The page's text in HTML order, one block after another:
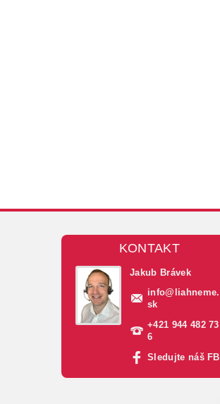
KONTAKT
Jakub Brávek
info@ liahneme.
sk
+421 944 482 73
6
Sledujte náš FB